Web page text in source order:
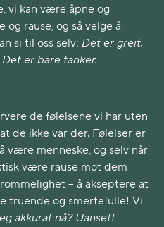
vi kan være åpne og
rause, og så velge å
si til oss selv: Det er greit.
er bare tanker.
de følelsene vi har uten
de ikke var der. Følelser er
være menneske, og selv når
være rause mot dem
– å akseptere at
truende og smertefulle! Vi
akkurat nå? Uansett